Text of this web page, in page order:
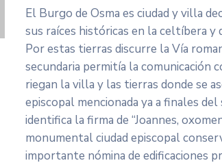
El Burgo de Osma es ciudad y villa
sus raíces históricas en la celtíbera y
Por estas tierras discurre la Vía
secundaria permitía la comunicación
riegan la villa y las tierras donde se
episcopal mencionada ya a finales
identifica la firma de “Joannes,
monumental ciudad episcopal
importante nómina de edificaciones